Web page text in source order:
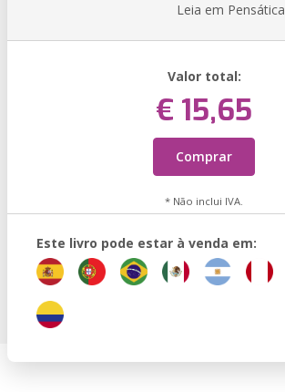
Leia em Pensática
Valor total:
€ 15,65
Comprar
* Não inclui IVA.
Este livro pode estar à venda em: